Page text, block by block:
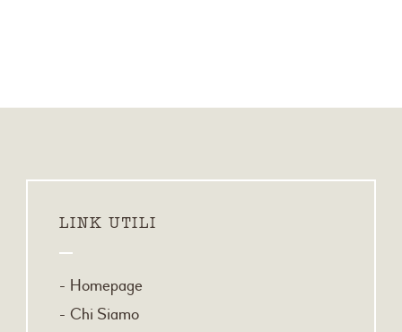
LINK UTILI
Homepage
Chi Siamo